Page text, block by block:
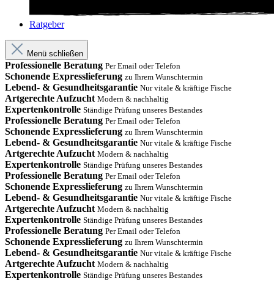
Ratgeber
Menü schließen
Professionelle Beratung Per Email oder Telefon
Schonende Expresslieferung zu Ihrem Wunschtermin
Lebend- & Gesundheitsgarantie Nur vitale & kräftige Fische
Artgerechte Aufzucht Modern & nachhaltig
Expertenkontrolle Ständige Prüfung unseres Bestandes
Professionelle Beratung Per Email oder Telefon
Schonende Expresslieferung zu Ihrem Wunschtermin
Lebend- & Gesundheitsgarantie Nur vitale & kräftige Fische
Artgerechte Aufzucht Modern & nachhaltig
Expertenkontrolle Ständige Prüfung unseres Bestandes
Professionelle Beratung Per Email oder Telefon
Schonende Expresslieferung zu Ihrem Wunschtermin
Lebend- & Gesundheitsgarantie Nur vitale & kräftige Fische
Artgerechte Aufzucht Modern & nachhaltig
Expertenkontrolle Ständige Prüfung unseres Bestandes
Professionelle Beratung Per Email oder Telefon
Schonende Expresslieferung zu Ihrem Wunschtermin
Lebend- & Gesundheitsgarantie Nur vitale & kräftige Fische
Artgerechte Aufzucht Modern & nachhaltig
Expertenkontrolle Ständige Prüfung unseres Bestandes